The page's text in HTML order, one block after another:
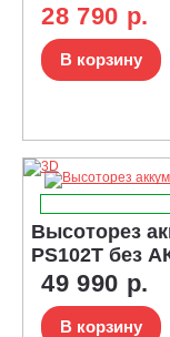
28 790 р.
В корзину
Высоторез
PS102T без
49 990 р.
В корзину